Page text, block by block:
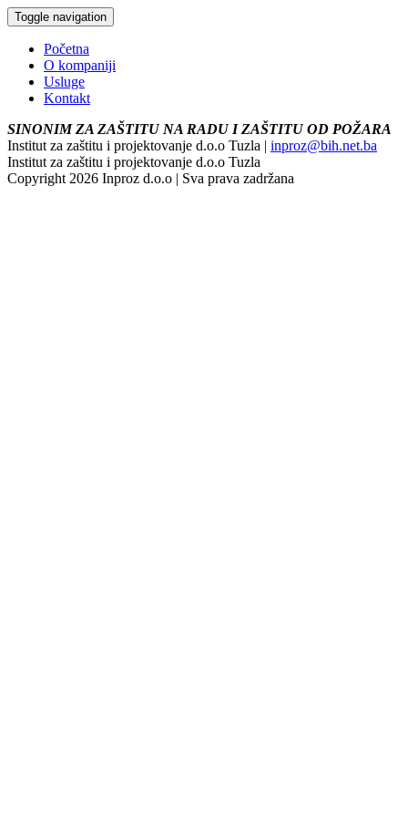
Toggle navigation
Početna
O kompaniji
Usluge
Kontakt
SINONIM ZA ZAŠTITU NA RADU I ZAŠTITU OD POŽARA
Institut za zaštitu i projektovanje d.o.o Tuzla | inproz@bih.net.ba
Institut za zaštitu i projektovanje d.o.o Tuzla
Copyright 2026 Inproz d.o.o | Sva prava zadržana